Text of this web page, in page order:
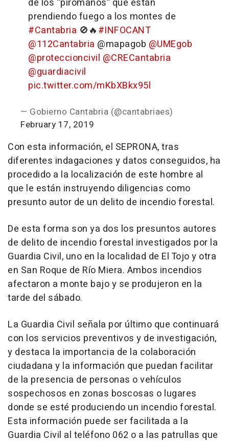
de los “pirómanos” que están
prendiendo fuego a los montes de
#Cantabria 🚫🔥#INFOCANT
@112Cantabria @mapagob @UMEgob
@proteccioncivil @CRECantabria
@guardiacivil
pic.twitter.com/mKbXBkx95l
— Gobierno Cantabria (@cantabriaes)
February 17, 2019
Con esta información, el SEPRONA, tras
diferentes indagaciones y datos conseguidos, ha
procedido a la localización de este hombre al
que le están instruyendo diligencias como
presunto autor de un delito de incendio forestal.
De esta forma son ya dos los presuntos autores
de delito de incendio forestal investigados por la
Guardia Civil, uno en la localidad de El Tojo y otra
en San Roque de Río Miera. Ambos incendios
afectaron a monte bajo y se produjeron en la
tarde del sábado.
La Guardia Civil señala por último que continuará
con los servicios preventivos y de investigación,
y destaca la importancia de la colaboración
ciudadana y la información que puedan facilitar
de la presencia de personas o vehículos
sospechosos en zonas boscosas o lugares
donde se esté produciendo un incendio forestal.
Esta información puede ser facilitada a la
Guardia Civil al teléfono 062 o a las patrullas que